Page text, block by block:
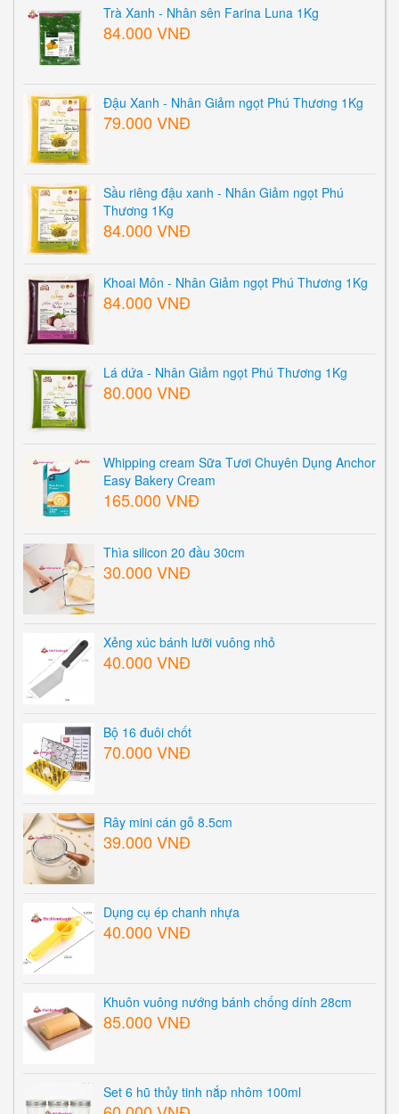
Trà Xanh - Nhân sên Farina Luna 1Kg
84.000 VNĐ
Đậu Xanh - Nhân Giảm ngọt Phú Thương 1Kg
79.000 VNĐ
Sầu riêng đậu xanh - Nhân Giảm ngọt Phú
Thương 1Kg
84.000 VNĐ
Khoai Môn - Nhân Giảm ngọt Phú Thương 1Kg
84.000 VNĐ
Lá dứa - Nhân Giảm ngọt Phú Thương 1Kg
80.000 VNĐ
Whipping cream Sữa Tươi Chuyên Dụng Anchor
Easy Bakery Cream
165.000 VNĐ
Thìa silicon 20 đầu 30cm
30.000 VNĐ
Xẻng xúc bánh lưỡi vuông nhỏ
40.000 VNĐ
Bộ 16 đuôi chốt
70.000 VNĐ
Rây mini cán gỗ 8.5cm
39.000 VNĐ
Dụng cụ ép chanh nhựa
40.000 VNĐ
Khuôn vuông nướng bánh chống dính 28cm
85.000 VNĐ
Set 6 hũ thủy tinh nắp nhôm 100ml